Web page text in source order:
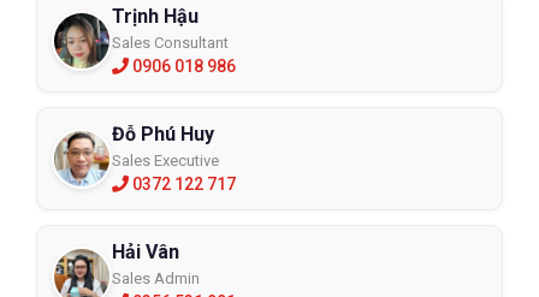
Trịnh Hậu
Sales Consultant
0906 018 986
Đỗ Phú Huy
Sales Executive
0372 122 717
Hải Vân
Sales Admin